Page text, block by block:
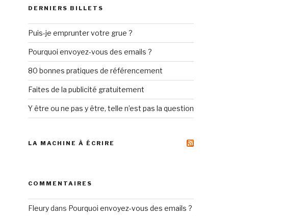
DERNIERS BILLETS
Puis-je emprunter votre grue ?
Pourquoi envoyez-vous des emails ?
80 bonnes pratiques de référencement
Faites de la publicité gratuitement
Y être ou ne pas y être, telle n’est pas la question
LA MACHINE À ÉCRIRE
COMMENTAIRES
Fleurydans Pourquoi envoyez-vous des emails ?